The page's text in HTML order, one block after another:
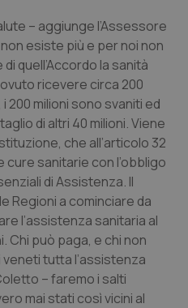
Ulcerosa
neurodegenerative
– aggiunge l’Assessore
esiste più e per noi non
quell’Accordo la sanità
ricevere circa 200
200 milioni sono svaniti ed
di altri 40 milioni. Viene
che all’articolo 32
cure sanitarie con l’obbligo
di Assistenza. Il
Regioni a cominciare da
l’assistenza sanitaria al
Chi può paga, e chi non
tutta l’assistenza
– faremo i salti
mai stati così vicini al